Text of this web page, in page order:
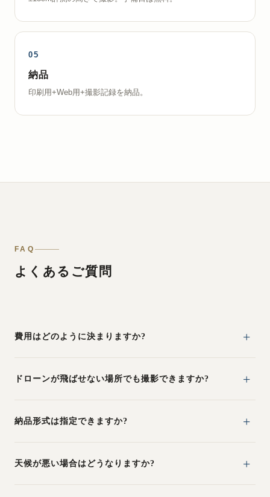
納品
印刷用+Web用+撮影記録を納品。
FAQ
よくあるご質問
費用はどのように決まりますか?
ドローンが飛ばせない場所でも撮影できますか?
納品形式は指定できますか?
天候が悪い場合はどうなりますか?